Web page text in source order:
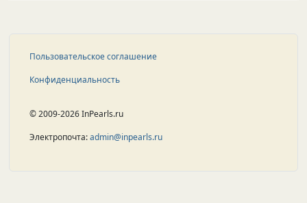
Пользовательское соглашение
Конфиденциальность
© 2009-2026 InPearls.ru
Электропочта:admin@inpearls.ru